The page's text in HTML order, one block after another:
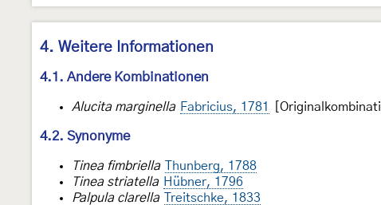
4. Weitere Informationen
4.1. Andere Kombinationen
Alucita marginella Fabricius, 1781
4.2. Synonyme
Tinea fimbriella
Thunberg, 1788
Tinea striatella Hübner, 1796
Palpula clarella
Treitschke, 1833